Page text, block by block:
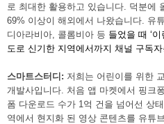
로 최대한 활용하고 있습니다. 덕분에
69% 이상이 해외에서 나왔습니다. 유
디아라비아, 콜롬비아 등 들었을 때 ‘
도로 신기한 지역에서까지 채널 구독
스마트스터디: 저희는 어린이를 위한
개발사입니다. 처음 앱 마켓에서 핑크
폼 다운로드 수가 1억 건을 넘어선 상
역에서 현지화 된 영상 콘텐츠를 유튜